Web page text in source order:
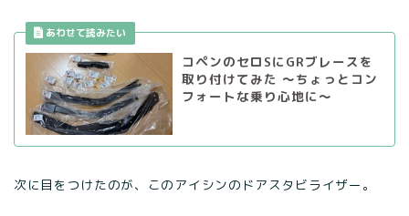
コペンのセロSにGRブレースを
取り付けてみた 〜ちょっとコン
フォートな乗り心地に〜
次に目をつけたのが、このアイシンのドアスタビライザー。